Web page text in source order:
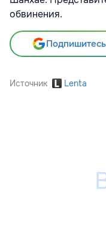
обвинения.
Источник Lenta